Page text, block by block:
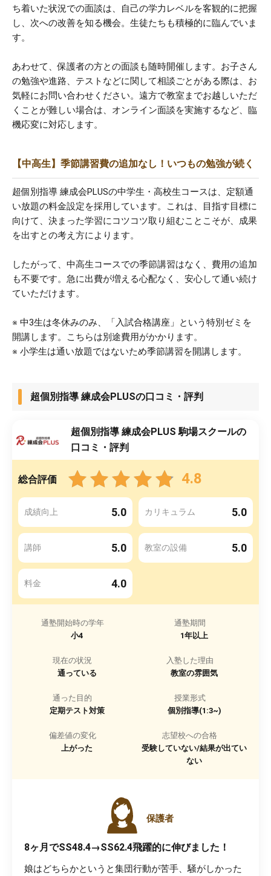
ち着いた状況での面談は、自己の学力レベルを客観的に把握
し、次への改善を知る機会。生徒たちも積極的に臨んでいま
す。
あわせて、保護者の方との面談も随時開催します。お子さん
の勉強や進路、テストなどに関して相談ごとがある際は、お
気軽にお問い合わせください。遠方で教室までお越しいただ
くことが難しい場合は、オンライン面談を実施するなど、臨
機応変に対応します。
【中高生】季節講習費の追加なし！いつもの勉強が続く
超個別指導 練成会PLUSの中学生・高校生コースは、定額通
い放題の料金設定を採用しています。これは、目指す目標に
向けて、決まった学習にコツコツ取り組むことこそが、成果
を出すとの考え方によります。
したがって、中高生コースでの季節講習はなく、費用の追加
も不要です。急に出費が増える心配なく、安心して通い続け
ていただけます。
※ 中3生は冬休みのみ、「入試合格講座」という特別ゼミを
開講します。こちらは別途費用がかかります。
※ 小学生は通い放題ではないため季節講習を開講します。
超個別指導 練成会PLUSの口コミ・評判
超個別指導 練成会PLUS 駒場スクールの
口コミ・評判
総合評価 4.8
成績向上 5.0 カリキュラム 5.0
講師 5.0 教室の設備 5.0
料金 4.0
通塾開始時の学年
小4
通塾期間
1年以上
現在の状況
通っている
入塾した理由
教室の雰囲気
通った目的
定期テスト対策
授業形式
個別指導(1:3~)
偏差値の変化
上がった
志望校への合格
受験していない/結果が出てい
ない
保護者
8ヶ月でSS48.4→SS62.4飛躍的に伸びました！
娘はどちらかというと集団行動が苦手、騒がしかった